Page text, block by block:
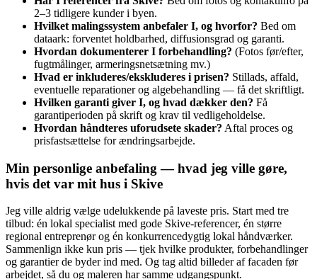
2–3 tidligere kunder i byen.
Hvilket malingssystem anbefaler I, og hvorfor? Bed om
dataark: forventet holdbarhed, diffusionsgrad og garanti.
Hvordan dokumenterer I forbehandling? (Fotos før/efter,
fugtmålinger, armeringsnetsætning mv.)
Hvad er inkluderes/ekskluderes i prisen? Stillads, affald,
eventuelle reparationer og algebehandling — få det skriftligt.
Hvilken garanti giver I, og hvad dækker den? Få
garantiperioden på skrift og krav til vedligeholdelse.
Hvordan håndteres uforudsete skader? Aftal proces og
prisfastsættelse for ændringsarbejde.
Min personlige anbefaling — hvad jeg ville gøre,
hvis det var mit hus i Skive
Jeg ville aldrig vælge udelukkende på laveste pris. Start med tre
tilbud: én lokal specialist med gode Skive-referencer, én større
regional entreprenør og én konkurrencedygtig lokal håndværker.
Sammenlign ikke kun pris — tjek hvilke produkter, forbehandlinger
og garantier de byder ind med. Og tag altid billeder af facaden før
arbejdet, så du og maleren har samme udgangspunkt.